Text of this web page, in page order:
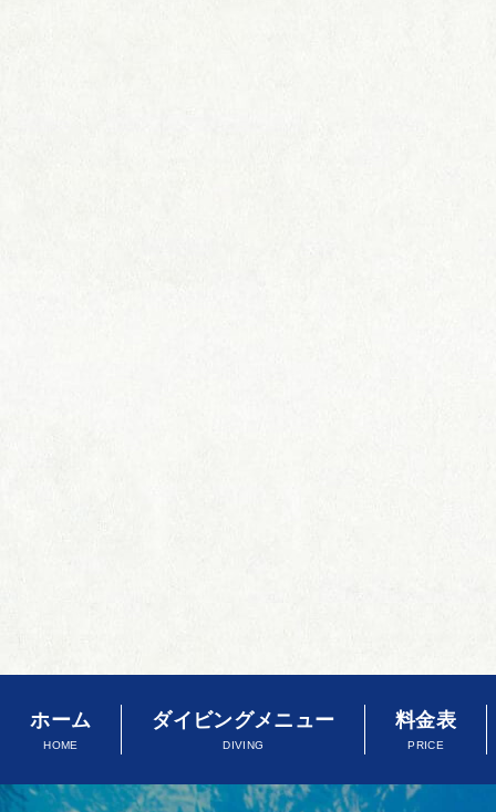
ホーム
HOME
ダイビングメニュー
DIVING
料金表
PRICE